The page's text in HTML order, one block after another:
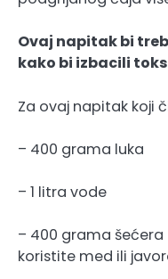
Ovaj napitak bi
kako bi izbacili
Za ovaj napitak koji
– 400 grama luka
– 1 litra vode
– 400 grama
koristite med ili